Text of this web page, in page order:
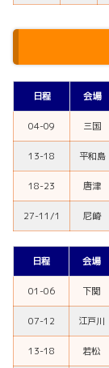
日程 会場
04-09 三国
13-18 平和島
18-23 唐津
27-11/1 尼崎
日程 会場
01-06 下関
07-12 江戸川
13-18 若松